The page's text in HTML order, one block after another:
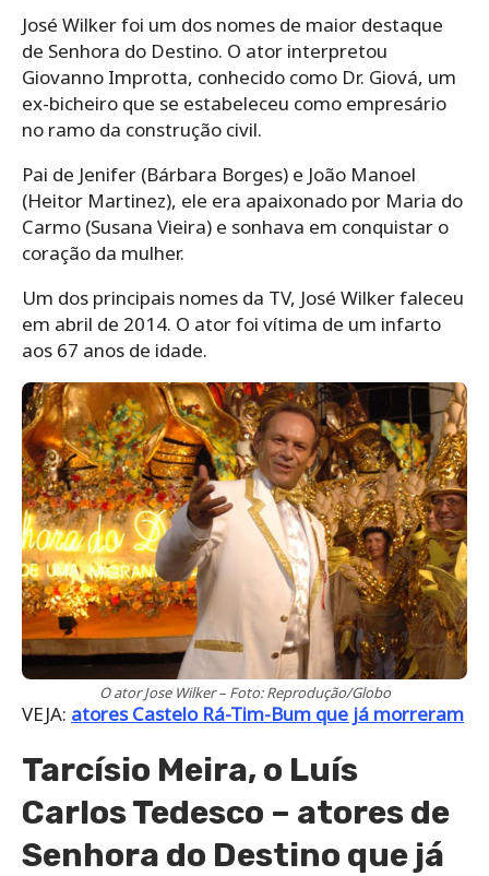
José Wilker foi um dos nomes de maior destaque
de Senhora do Destino. O ator interpretou
Giovanno Improtta, conhecido como Dr. Giová, um
ex-bicheiro que se estabeleceu como empresário
no ramo da construção civil.
Pai de Jenifer (Bárbara Borges) e João Manoel
(Heitor Martinez), ele era apaixonado por Maria do
Carmo (Susana Vieira) e sonhava em conquistar o
coração da mulher.
Um dos principais nomes da TV, José Wilker faleceu
em abril de 2014. O ator foi vítima de um infarto
aos 67 anos de idade.
O ator Jose Wilker – Foto: Reprodução/Globo
VEJA: atores Castelo Rá-Tim-Bum que já morreram
Tarcísio Meira, o Luís
Carlos Tedesco – atores de
Senhora do Destino que já